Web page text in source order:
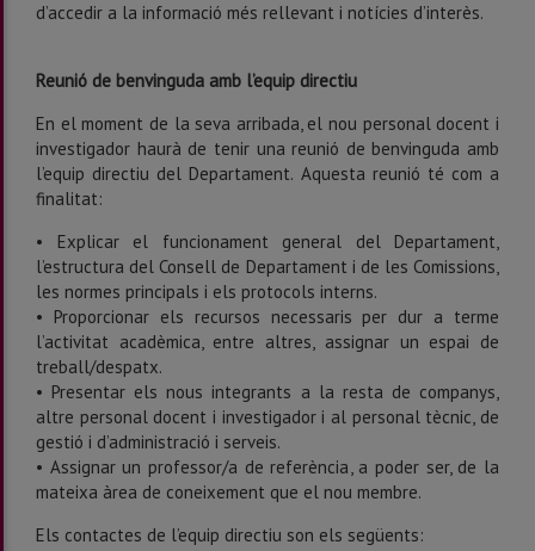
d’accedir a la informació més rellevant i notícies d’interès.
Reunió de benvinguda amb l’equip directiu
En el moment de la seva arribada, el nou personal docent i
investigador haurà de tenir una reunió de benvinguda amb
l’equip directiu del Departament. Aquesta reunió té com a
finalitat:
• Explicar el funcionament general del Departament,
l’estructura del Consell de Departament i de les Comissions,
les normes principals i els protocols interns.
• Proporcionar els recursos necessaris per dur a terme
l’activitat acadèmica, entre altres, assignar un espai de
treball/despatx.
• Presentar els nous integrants a la resta de companys,
altre personal docent i investigador i al personal tècnic, de
gestió i d’administració i serveis.
• Assignar un professor/a de referència, a poder ser, de la
mateixa àrea de coneixement que el nou membre.
Els contactes de l’equip directiu son els següents: